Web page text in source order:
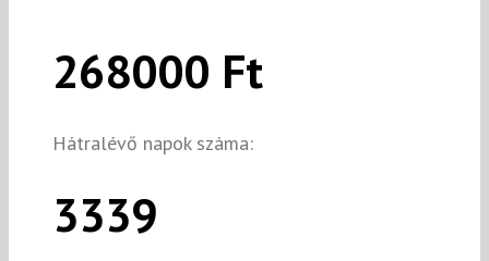
268000 Ft
Hátralévő napok száma:
3339